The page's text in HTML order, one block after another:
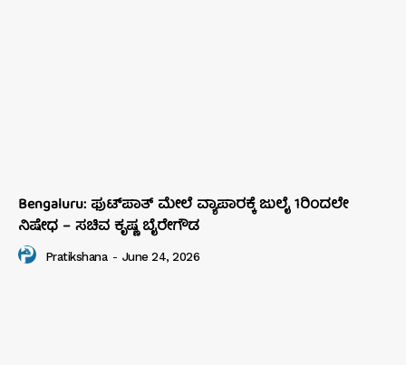
Bengaluru: ಫುಟ್‌ಪಾತ್‌ ಮೇಲೆ ವ್ಯಾಪಾರಕ್ಕೆ ಜುಲೈ 1ರಿಂದಲೇ
ನಿಷೇಧ – ಸಚಿವ ಕೃಷ್ಣ ಬೈರೇಗೌಡ
Pratikshana - June 24, 2026